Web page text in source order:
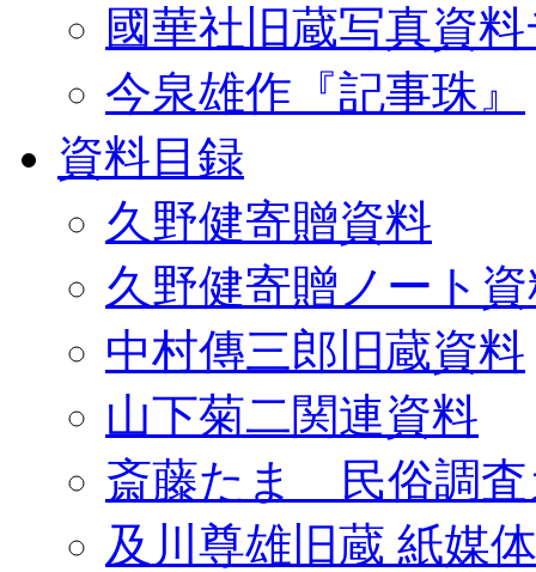
國華社旧蔵写真資
今泉雄作『記事珠』
資料目録
久野健寄贈資料
久野健寄贈ノート
中村傳三郎旧蔵資料
山下菊二関連資料
斎藤たま 民俗調査
及川尊雄旧蔵 紙媒